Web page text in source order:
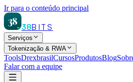
Ir para o conteúdo principal
38
38BITS
Serviços
Tokenização & RWA
ToolsDrexbrasilCursosProdutosBlog
Falar com a equipe